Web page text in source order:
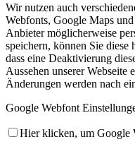
Wir nutzen auch
Webfonts, Google Maps
Anbieter möglicherweise
speichern, können Sie diese
dass eine Deaktivierung
Aussehen unserer
Änderungen werden nach
Google Webfont
Hier klicken, um Google